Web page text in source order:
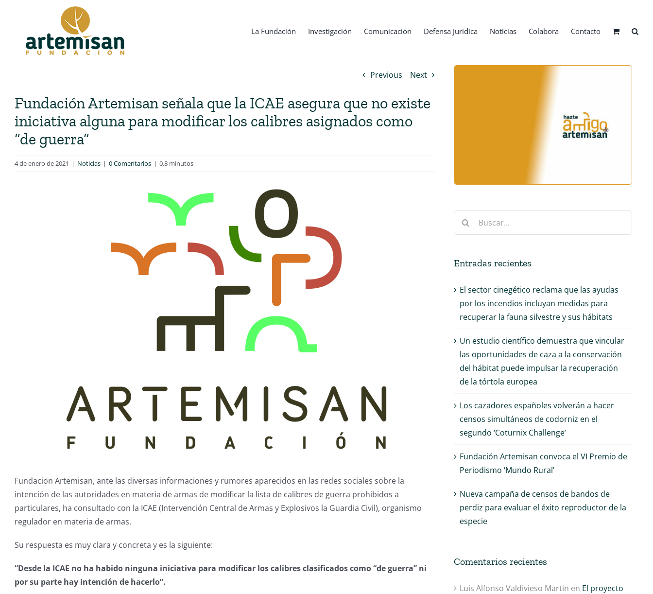
contenido
La Fundación Investigación Comunicación Defensa Jurídica Noticias Colabora Contacto
Previous Next
Fundación Artemisan señala que la ICAE asegura que no existe
iniciativa alguna para modificar los calibres asignados como
“de guerra”
4 de enero de 2021 | Noticias | 0 Comentarios | 0,8 minutos
Fundacion Artemisan, ante las diversas informaciones y rumores aparecidos en las redes sociales sobre la
intención de las autoridades en materia de armas de modificar la lista de calibres de guerra prohibidos a
particulares, ha consultado con la ICAE (Intervención Central de Armas y Explosivos la Guardia Civil), organismo
regulador en materia de armas.
Su respuesta es muy clara y concreta y es la siguiente:
“Desde la ICAE no ha habido ninguna iniciativa para modificar los calibres clasificados como “de guerra” ni
por su parte hay intención de hacerlo”.
Buscar:
Entradas recientes
El sector cinegético reclama que las ayudas
por los incendios incluyan medidas para
recuperar la fauna silvestre y sus hábitats
Un estudio científico demuestra que vincular
las oportunidades de caza a la conservación
del hábitat puede impulsar la recuperación
de la tórtola europea
Los cazadores españoles volverán a hacer
censos simultáneos de codorniz en el
segundo ‘Coturnix Challenge’
Fundación Artemisan convoca el VI Premio de
Periodismo ‘Mundo Rural’
Nueva campaña de censos de bandos de
perdiz para evaluar el éxito reproductor de la
especie
Comentarios recientes
Luis Alfonso Valdivieso Martin en El proyecto